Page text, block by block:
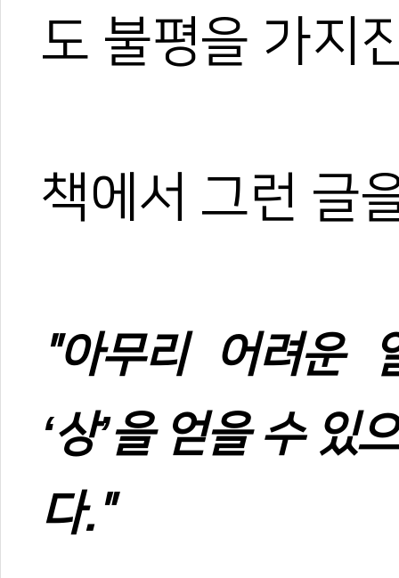
도 불평을 가지
책에서 그런 글
"아무리 어려운
‘상’을 얻을 수 있
다."